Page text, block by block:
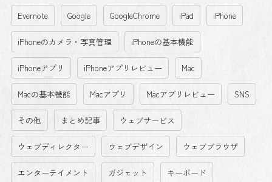
Evernote Google GoogleChrome iPad iPhone
iPhoneのカメラ・写真管理 iPhoneの基本機能
iPhoneアプリ iPhoneアプリレビュー Mac
Macの基本機能 Macアプリ Macアプリレビュー SNS
その他 まとめ記事 ウェブサービス
ウェブディレクター ウェブデザイン ウェブブラウザ
エンターテイメント ガジェット キーボード